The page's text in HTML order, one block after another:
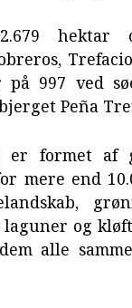
hektar
på 997 ved
Peña
er formet af
mere end
og
alle